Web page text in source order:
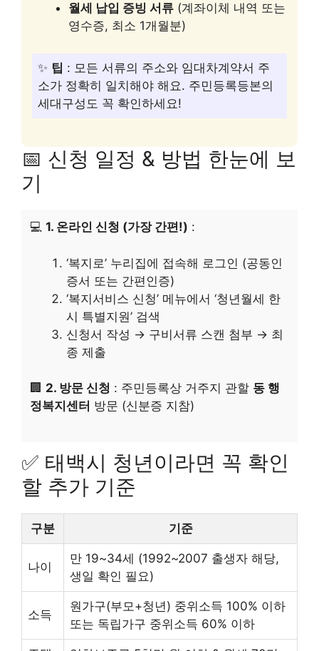
월세 납입 증빙 서류 (계좌이체 내역 또는
영수증, 최소 1개월분)
✨ 팁 : 모든 서류의 주소와 임대차계약서 주
소가 정확히 일치해야 해요. 주민등록등본의
세대구성도 꼭 확인하세요!
📅 신청 일정 & 방법 한눈에 보
기
💻 1. 온라인 신청 (가장 간편!) :
‘복지로’ 누리집에 접속해 로그인 (공동인
증서 또는 간편인증)
‘복지서비스 신청’ 메뉴에서 ‘청년월세 한
시 특별지원’ 검색
신청서 작성 → 구비서류 스캔 첨부 → 최
종 제출
🏢 2. 방문 신청 : 주민등록상 거주지 관할 동 행
정복지센터 방문 (신분증 지참)
✅ 태백시 청년이라면 꼭 확인
할 추가 기준
구분 기준
나이
만 19~34세 (1992~2007 출생자 해당,
생일 확인 필요)
소득
원가구(부모+청년) 중위소득 100% 이하
또는 독립가구 중위소득 60% 이하